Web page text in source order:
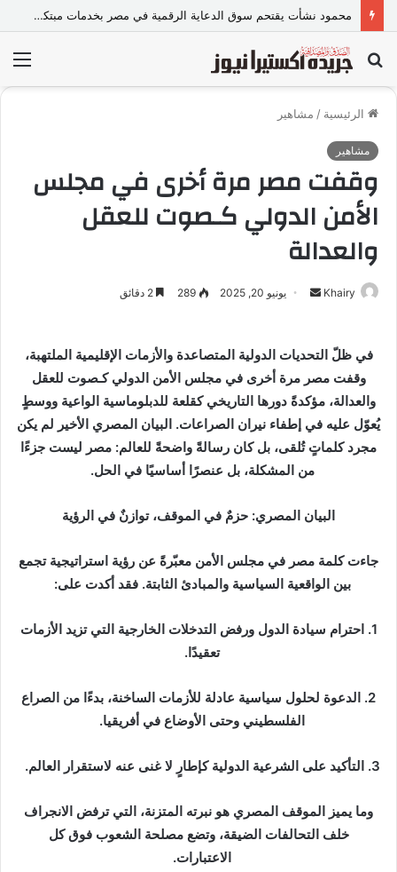
أحمد سيد سعد.. «جدع الدفعة» اللي اختار إن نجاحه ما يكونش لنفسه بس
بحث
عن
الرئيسية / مشاهير
مشاهير
وقفت مصر مرة أخرى في مجلس
الأمن الدولي كـصوت للعقل
والعدالة
Khairy
ل
ب
ر
د
ك
ر
و
ي
يونيو 20, 2025 289
‎في ظلّ التحديات الدولية المتصاعدة والأزمات الإقليمية الملتهبة،
وقفت مصر مرة أخرى في مجلس الأمن الدولي كـصوت للعقل
والعدالة، مؤكدةً دورها التاريخي كقلعة للدبلوماسية الواعية ووسطٍ
يُعوّل عليه في إطفاء نيران الصراعات. البيان المصري الأخير لم يكن
مجرد كلماتٍ تُلقى، بل كان رسالةً واضحةً للعالم: مصر ليست جزءًا
من المشكلة، بل عنصرًا أساسيًا في الحل.
‎جاءت كلمة مصر في مجلس الأمن معبّرةً عن رؤية استراتيجية تجمع
بين الواقعية السياسية والمبادئ الثابتة. فقد أكدت على:
‎1. احترام سيادة الدول ورفض التدخلات الخارجية التي تزيد الأزمات
تعقيدًا.
‎2. الدعوة لحلول سياسية عادلة للأزمات الساخنة، بدءًا من الصراع
الفلسطيني وحتى الأوضاع في أفريقيا.
‎3. التأكيد على الشرعية الدولية كإطارٍ لا غنى عنه لاستقرار العالم.
‎وما يميز الموقف المصري هو نبرته المتزنة، التي ترفض الانجراف
خلف التحالفات الضيقة، وتضع مصلحة الشعوب فوق كل
الاعتبارات.